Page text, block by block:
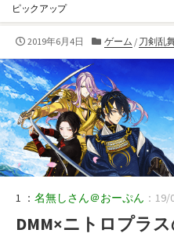
ピックアップ
公
日
2019年6月4日
カ
リ
ー
ゲーム / 刀剣乱
1 ： 名無しさん＠おーぷん ：
DMM×ニトロプラ